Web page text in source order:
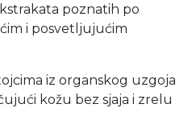
poznatih po
i posvetljujućim
iz organskog uzgoja
kožu bez sjaja i zrelu